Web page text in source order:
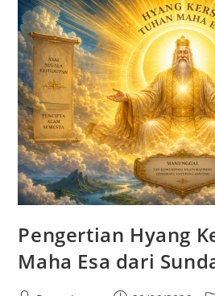
Kuno
Pengertian Hyang
Maha Esa dari